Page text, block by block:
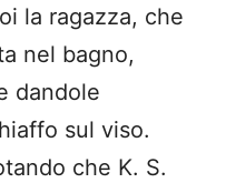
la ragazza, che
nel bagno,
dandole
sul viso.
che K. S.